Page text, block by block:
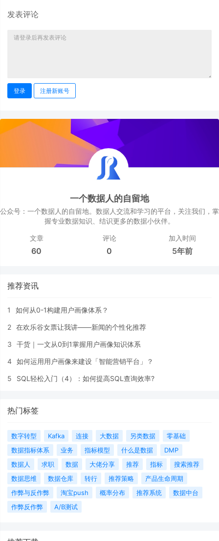
发表评论
登录 注册新账号
一个数据人的自留地
公众号：一个数据人的自留地。数据人交流和学习的平台，关注我们，掌
握专业数据知识、结识更多的数据小伙伴。
文章
60
评论
0
加入时间
5年前
推荐资讯
1 如何从0-1构建用户画像体系？
2 在欢乐谷女票让我讲——新闻的个性化推荐
3 干货｜一文从0到1掌握用户画像知识体系
4 如何运用用户画像来建设「智能营销平台」？
5 SQL轻松入门（4）：如何提高SQL查询效率?
热门标签
数字转型 Kafka 连接 大数据 另类数据
零基础
数据指标体系
业务 指标模型 什么是数据
DMP
数据人
求职 数据 大佬分享 推荐 指标
搜索推荐
数据思维
数据仓库 转行 推荐策略
产品生命周期
作弊与反作弊
淘宝push 概率分布 推荐系统
数据中台
作弊反作弊
A/B测试